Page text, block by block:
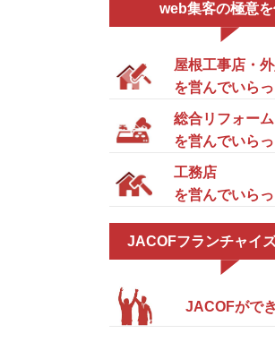
web集客の極意
屋根工事店・
を営んでいら
総合リフォーム
を営んでいら
工務店
を営んでいら
JACOFフランチャイ
JACOFがで